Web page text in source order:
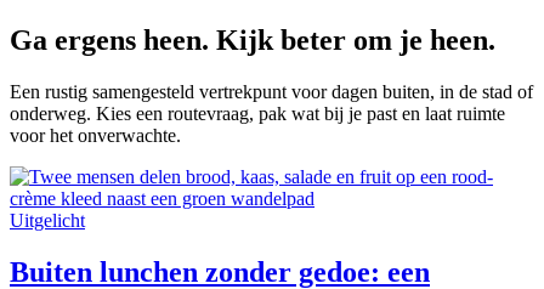
Ga ergens heen. Kijk beter om je heen.
Een rustig samengesteld vertrekpunt voor dagen buiten, in de stad of
onderweg. Kies een routevraag, pak wat bij je past en laat ruimte
voor het onverwachte.
Uitgelicht
Buiten lunchen zonder gedoe: een